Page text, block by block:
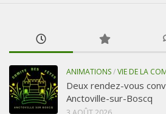
ANIMATIONS/VIE DE LA
Deux rendez-vous
Anctoville-sur-Boscq